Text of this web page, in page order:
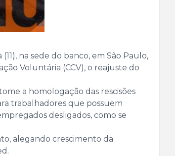
na sede do banco, em São Paulo,
Voluntária (CCV), o reajuste do
a homologação das rescisões
trabalhadores que possuem
desligados, como se
alegando crescimento da